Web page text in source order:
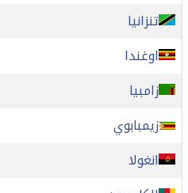
تنزانيا
اوغندا
زامبيا
زيمبابوي
انغولا